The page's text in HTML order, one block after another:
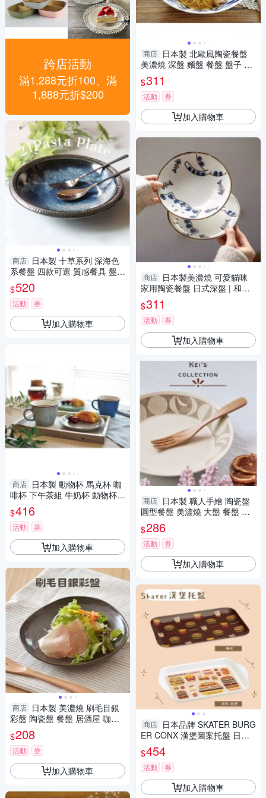
跨店活動
滿1,288元折100、滿
1,888元折$200
商店 日本製 十草系列 深海色
系餐盤 四款可選 質感餐具 盤子
菜盤 餐盤 廚房用具 餐盤 碗盤
日本製
$520
活動 券
加入購物車
商店 日本製 動物杯 馬克杯 咖
啡杯 下午茶組 牛奶杯 動物杯
杯盤組 馬克杯 咖啡杯 下午茶組
水果盤
$416
活動 券
加入購物車
商店 日本製 美濃燒 刷毛目銀
彩盤 陶瓷盤 餐盤 居酒屋 咖哩
盤 菜盤 沙拉盤 義大利麵盤 小
菜盤 美濃燒
$208
活動 券
加入購物車
商店 日本製 北歐風陶瓷餐盤
美濃燒 深盤 麵盤 餐盤 盤子 沙
拉盤 北歐風陶瓷餐盤 美濃燒 深
盤 麵盤
$311
活動 券
加入購物車
商店 日本製美濃燒 可愛貓咪
家用陶瓷餐盤 日式深盤 | 和食
器 盤子 餐盤 貓奴必收 日常餐
盤 日本進口
$311
活動 券
加入購物車
商店 日本製 職人手繪 陶瓷盤
圓型餐盤 美濃燒 大盤 餐盤 菜
盤 沙拉盤 咖哩盤 盤子 義大利
麵盤
$286
活動 券
加入購物車
商店 日本品牌 SKATER BURG
ER CONX 漢堡圖案托盤 日本
進口
$454
活動 券
加入購物車